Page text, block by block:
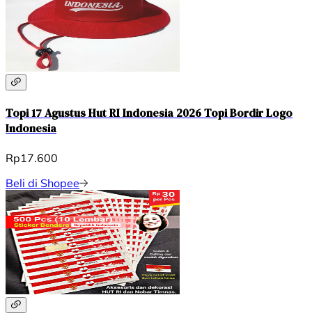
Topi 17 Agustus Hut RI Indonesia 2026 Topi Bordir Logo
Indonesia
Rp17.600
Beli di Shopee